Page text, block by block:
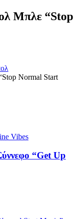
Μπλε “Stop
Normal Start
“Get Up